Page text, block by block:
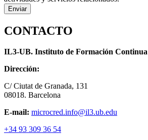
CONTACTO
IL3-UB. Instituto de Formación Continua
Dirección:
C/ Ciutat de Granada, 131
08018. Barcelona
E-mail: microcred.info@il3.ub.edu
+34 93 309 36 54